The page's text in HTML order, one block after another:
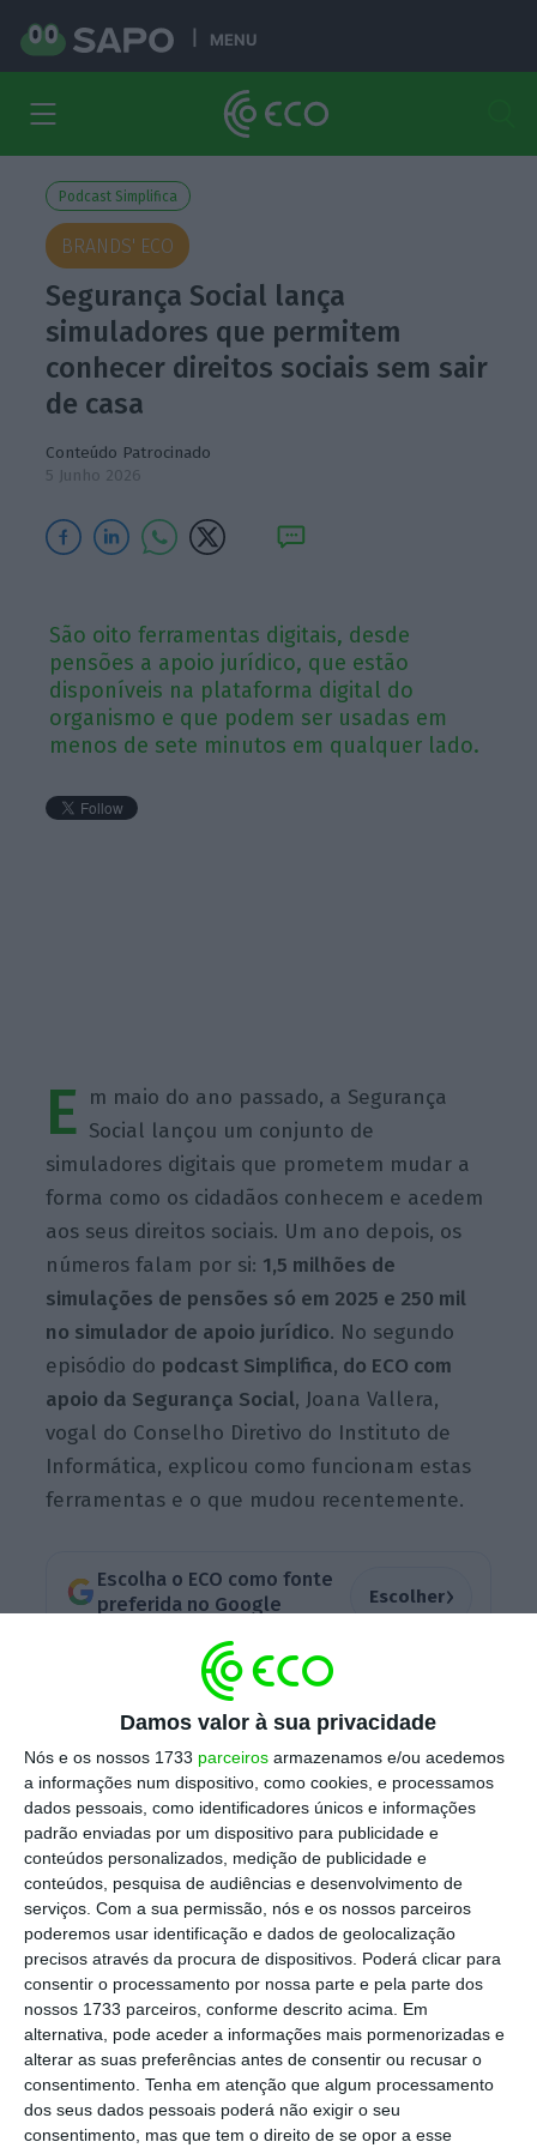
Damos valor à sua privacidade
Nós e os nossos 1733 parceiros armazenamos e/ou acedemos
a informações num dispositivo, como cookies, e processamos
dados pessoais, como identificadores únicos e informações
padrão enviadas por um dispositivo para publicidade e
conteúdos personalizados, medição de publicidade e
conteúdos, pesquisa de audiências e desenvolvimento de
serviços. Com a sua permissão, nós e os nossos parceiros
poderemos usar identificação e dados de geolocalização
precisos através da procura de dispositivos. Poderá clicar para
consentir o processamento por nossa parte e pela parte dos
nossos 1733 parceiros, conforme descrito acima. Em
alternativa, pode aceder a informações mais pormenorizadas e
alterar as suas preferências antes de consentir ou recusar o
consentimento. Tenha em atenção que algum processamento
dos seus dados pessoais poderá não exigir o seu
consentimento, mas que tem o direito de se opor a esse
MENU
Podcast Simplifica
BRANDS' ECO
Segurança Social lança
simuladores que permitem
conhecer direitos sociais sem sair
de casa
Conteúdo Patrocinado
5 Junho 2026
São oito ferramentas digitais, desde
pensões a apoio jurídico, que estão
disponíveis na plataforma digital do
organismo e que podem ser usadas em
menos de sete minutos em qualquer lado.
E m maio do ano passado, a Segurança
Social lançou um conjunto de
simuladores digitais que prometem mudar a
forma como os cidadãos conhecem e acedem
aos seus direitos sociais. Um ano depois, os
números falam por si: 1,5 milhões de
simulações de pensões só em 2025 e 250 mil
no simulador de apoio jurídico. No segundo
episódio do podcast Simplifica, do ECO com
apoio da Segurança Social, Joana Vallera,
vogal do Conselho Diretivo do Instituto de
Informática, explicou como funcionam estas
ferramentas e o que mudou recentemente.
Escolha o ECO como fonte
preferida no Google
Escolher›
1 /2
No centro do ecossistema digital está o
simulador de prestações sociais, que cobre 43
apoios diferentes, desde o abono de família